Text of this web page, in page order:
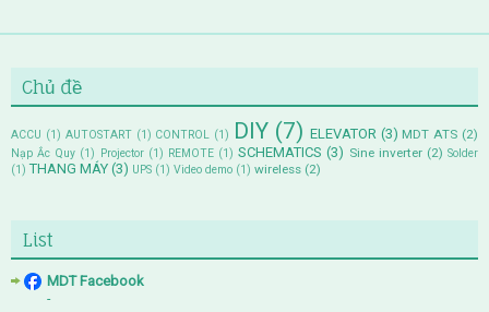
Chủ đề
ACCU (1) AUTOSTART (1) CONTROL (1) DIY (7) ELEVATOR (3) MDT ATS (2)
Nạp Ắc Quy (1) Projector (1) REMOTE (1) SCHEMATICS (3) Sine inverter (2) Solder
(1) THANG MÁY (3) UPS (1) Video demo (1) wireless (2)
List
MDT Facebook
-